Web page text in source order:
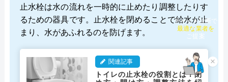
止水栓は水の流れを一時的に止めたり調整したりす
るための器具です。止水栓を閉めることで給水が止
まり、水があふれるのを防げます。
関連記事
トイレの止水栓の役割とは？閉
×
チャット診断で
最適な業者を
ご提案